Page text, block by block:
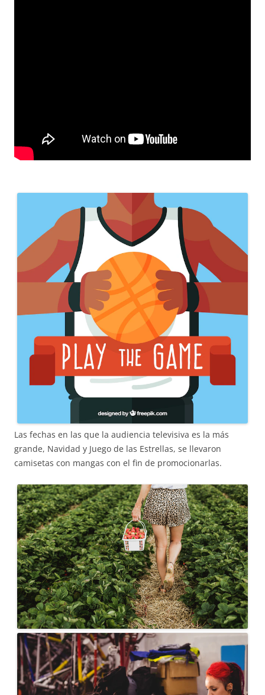
Las fechas en las que la audiencia televisiva es la más
grande, Navidad y Juego de las Estrellas, se llevaron
camisetas con mangas con el fin de promocionarlas.